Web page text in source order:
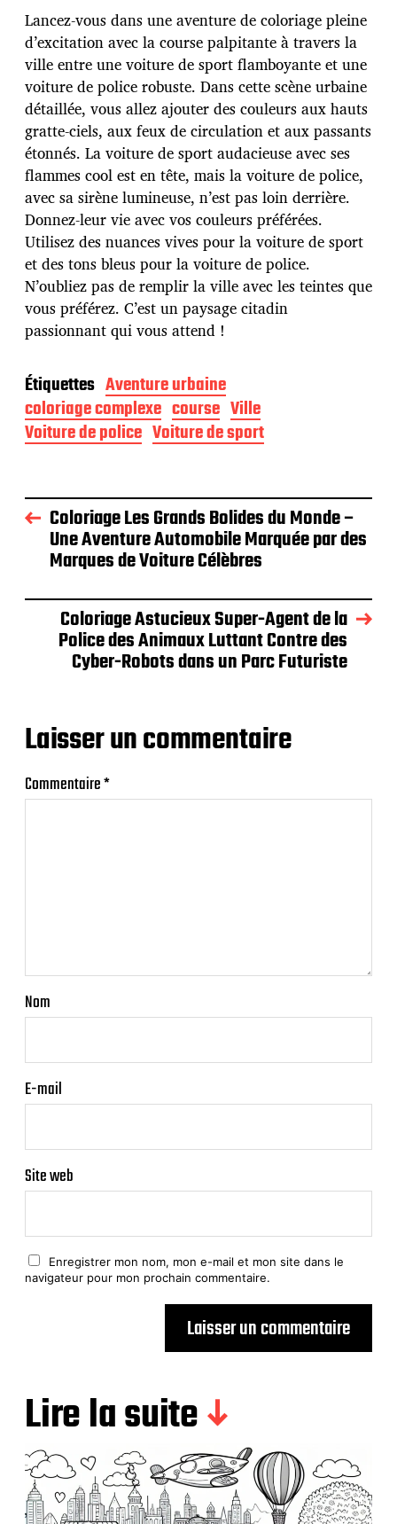
e
d
e
p
u
b
l
i
c
a
t
i
o
n
Lancez-vous dans une aventure de coloriage pleine
d’excitation avec la course palpitante à travers la
ville entre une voiture de sport flamboyante et une
voiture de police robuste. Dans cette scène urbaine
détaillée, vous allez ajouter des couleurs aux hauts
gratte-ciels, aux feux de circulation et aux passants
étonnés. La voiture de sport audacieuse avec ses
flammes cool est en tête, mais la voiture de police,
avec sa sirène lumineuse, n’est pas loin derrière.
Donnez-leur vie avec vos couleurs préférées.
Utilisez des nuances vives pour la voiture de sport
et des tons bleus pour la voiture de police.
N’oubliez pas de remplir la ville avec les teintes que
vous préférez. C’est un paysage citadin
passionnant qui vous attend !
Étiquettes Aventure urbaine
coloriage complexe course Ville
Voiture de police Voiture de sport
Coloriage Les Grands Bolides du Monde –
Une Aventure Automobile Marquée par des
Marques de Voiture Célèbres
Coloriage Astucieux Super-Agent de la
Police des Animaux Luttant Contre des
Cyber-Robots dans un Parc Futuriste
Laisser un commentaire
Commentaire*
Nom
E-mail
Site web
Enregistrer mon nom, mon e-mail et mon site dans le
navigateur pour mon prochain commentaire.
Lire la suite